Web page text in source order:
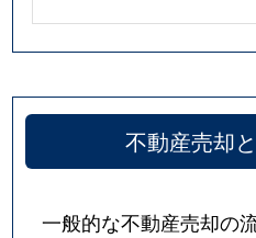
不動産売却
一般的な不動産売却の